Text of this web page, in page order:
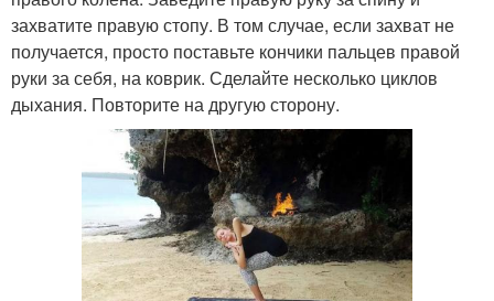
захватите правую стопу. В том случае, если захват не
получается, просто поставьте кончики пальцев правой
руки за себя, на коврик. Сделайте несколько циклов
дыхания. Повторите на другую сторону.